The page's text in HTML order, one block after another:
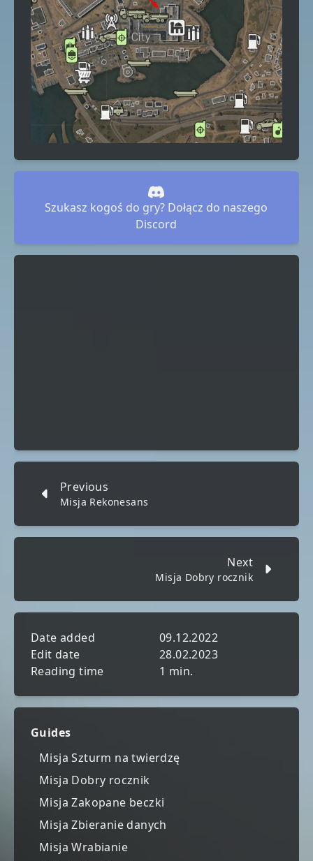
Szukasz kogoś do gry? Dołącz do naszego
Discord
Previous
Misja Rekonesans
Next
Misja Dobry rocznik
Date added
09.12.2022
Edit date
28.02.2023
Reading time
1 min.
Guides
Misja Szturm na twierdzę
Misja Dobry rocznik
Misja Zakopane beczki
Misja Zbieranie danych
Misja Wrabianie